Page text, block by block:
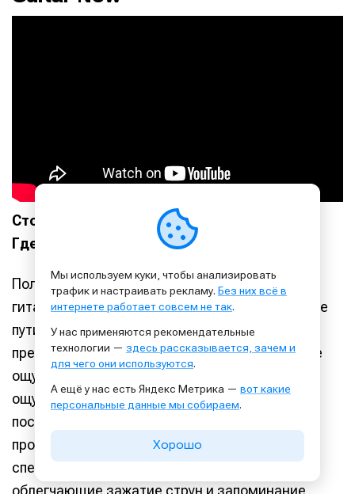
Стоимость:
Где купить:
http://www.getguitarnow.com
Половина людей, которые учатся играть на
гитаре, бросают это увлечение в самом начале
пути. Одной из самых популярных причин
прекращения занятий становятся неприятные
ощущения и физический дискомфорт,
ощущаемый нежными пальцами новичка при
постоянном касании струн. Понимая эту
проблему, стартап Guitar Now представил
специальные аксессуары для гитаристов,
облегчающие зажатие струн и запоминание
Мы используем куки, чтобы анализировать
трафик и настраивать рекламу. Без них всё в
интернете работает совсем не так.
У нас применяются рекомендательные
технологии — здесь рассказывается, зачем и
для чего они используются.
А ещё у нас есть Яндекс Метрика — вот какие
персональные данные мы собираем.
Хорошо